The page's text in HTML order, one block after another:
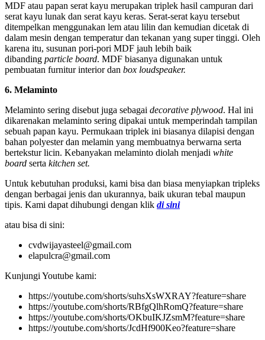
MDF atau papan serat kayu merupakan triplek hasil campuran dari
serat kayu lunak dan serat kayu keras. Serat-serat kayu tersebut
ditempelkan menggunakan lem atau lilin dan kemudian dicetak di
dalam mesin dengan temperatur dan tekanan yang super tinggi. Oleh
karena itu, susunan pori-pori MDF jauh lebih baik
dibanding particle board. MDF biasanya digunakan untuk
pembuatan furnitur interior dan box loudspeaker.
6. Melaminto
Melaminto sering disebut juga sebagai decorative plywood. Hal ini
dikarenakan melaminto sering dipakai untuk memperindah tampilan
sebuah papan kayu. Permukaan triplek ini biasanya dilapisi dengan
bahan polyester dan melamin yang membuatnya berwarna serta
bertekstur licin. Kebanyakan melaminto diolah menjadi white
board serta kitchen set.
Untuk kebutuhan produksi, kami bisa dan biasa menyiapkan tripleks
dengan berbagai jenis dan ukurannya, baik ukuran tebal maupun
tipis. Kami dapat dihubungi dengan klik di sini
atau bisa di sini:
cvdwijayasteel@gmail.com
elapulcra@gmail.com
Kunjungi Youtube kami:
https://youtube.com/shorts/suhsXsWXRAY?feature=share
https://youtube.com/shorts/RBfgQlhRomQ?feature=share
https://youtube.com/shorts/OKbuIKJZsmM?feature=share
https://youtube.com/shorts/JcdHf900Keo?feature=share